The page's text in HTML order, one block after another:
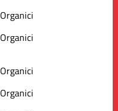
Organici
Organici
Organici
Organici